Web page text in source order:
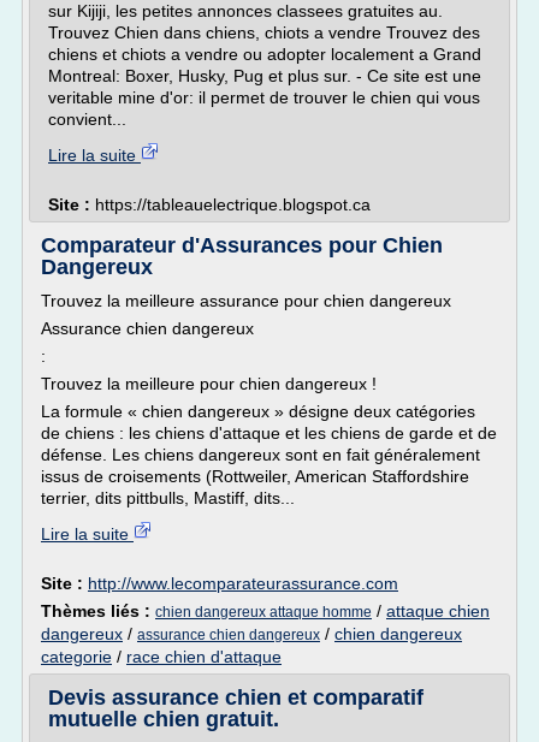
sur Kijiji, les petites annonces classees gratuites au.
Trouvez Chien dans chiens, chiots a vendre Trouvez des
chiens et chiots a vendre ou adopter localement a Grand
Montreal: Boxer, Husky, Pug et plus sur. - Ce site est une
veritable mine d'or: il permet de trouver le chien qui vous
convient...
Lire la suite
Site : https://tableauelectrique.blogspot.ca
Comparateur d'Assurances pour Chien
Dangereux
Trouvez la meilleure assurance pour chien dangereux
Assurance chien dangereux
:
Trouvez la meilleure pour chien dangereux !
La formule « chien dangereux » désigne deux catégories
de chiens : les chiens d'attaque et les chiens de garde et de
défense. Les chiens dangereux sont en fait généralement
issus de croisements (Rottweiler, American Staffordshire
terrier, dits pittbulls, Mastiff, dits...
Lire la suite
Site : http://www.lecomparateurassurance.com
Thèmes liés : chien dangereux attaque homme / attaque chien
dangereux / assurance chien dangereux / chien dangereux
categorie / race chien d'attaque
Devis assurance chien et comparatif
mutuelle chien gratuit.